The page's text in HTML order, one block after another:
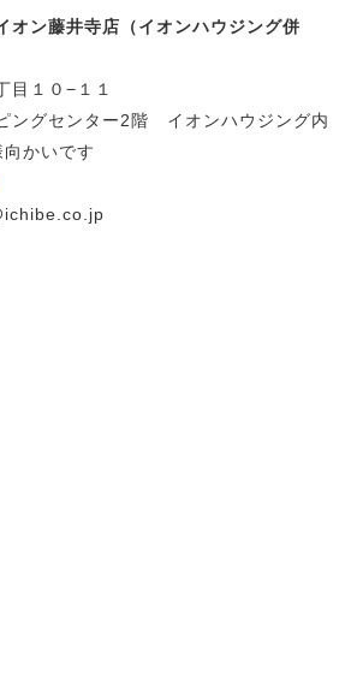
ン藤井寺店（イオンハウジング併
目１０−１１
ングセンター2階 イオンハウジング内
かいです